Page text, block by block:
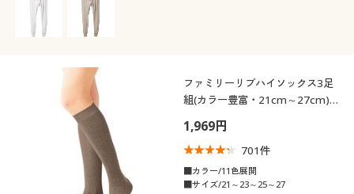
ファミリーリブハイソックス3足
組(カラー豊富・21cm～27cm)
1,969円
701件
■カラー/11色展開
■サイズ/21～23～25～27